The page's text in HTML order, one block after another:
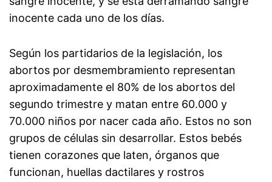
inocente cada uno de los días.
Según los partidarios de la legislación, los
abortos por desmembramiento representan
aproximadamente el 80% de los abortos del
segundo trimestre y matan entre 60.000 y
70.000 niños por nacer cada año. Estos no son
grupos de células sin desarrollar. Estos bebés
tienen corazones que laten, órganos que
funcionan, huellas dactilares y rostros